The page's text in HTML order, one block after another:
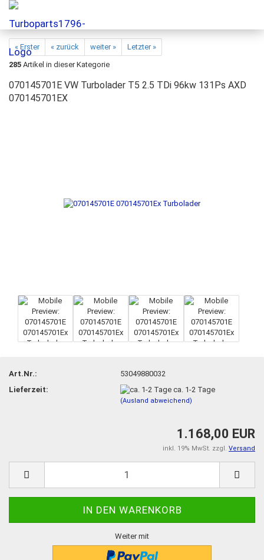
« Erster « zurück weiter »
Letzter »
285 Artikel in dieser Kategorie
070145701E VW Turbolader T5 2.5 TDi 96kw 131Ps AXD
070145701EX
Art.Nr.:
53049880032
Lieferzeit:
ca. 1-2 Tage
(Ausland abweichend)
1.168,00 EUR
inkl. 19% MwSt. zzgl. Versand
Weiter mit